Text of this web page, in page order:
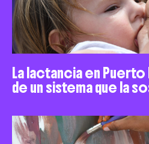
La lactancia en
de un sistema que la